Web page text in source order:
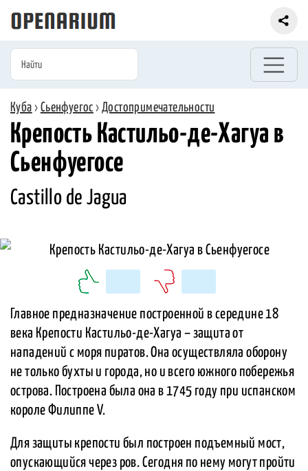
Куба › Сьенфуегос ›Достопримечательности
Крепость Кастильо-де-Хагуа в
Сьенфуегосе
Castillo de Jagua
Главное предназначение построенной в середине 18
века Крепости Кастильо-де-Хагуа – защита от
нападений с моря пиратов. Она осуществляла оборону
не только бухты и города, но и всего южного побережья
острова. Построена была она в 1745 году при испанском
короле Филиппе V.
Для защиты крепости был построен подъемный мост,
опускающийся через ров. Сегодня по нему могут пройти